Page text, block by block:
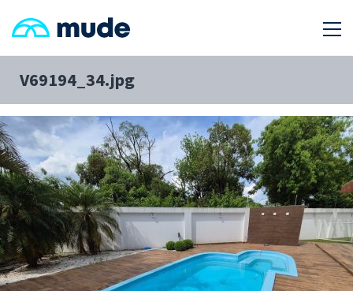
V69194_34.jpg